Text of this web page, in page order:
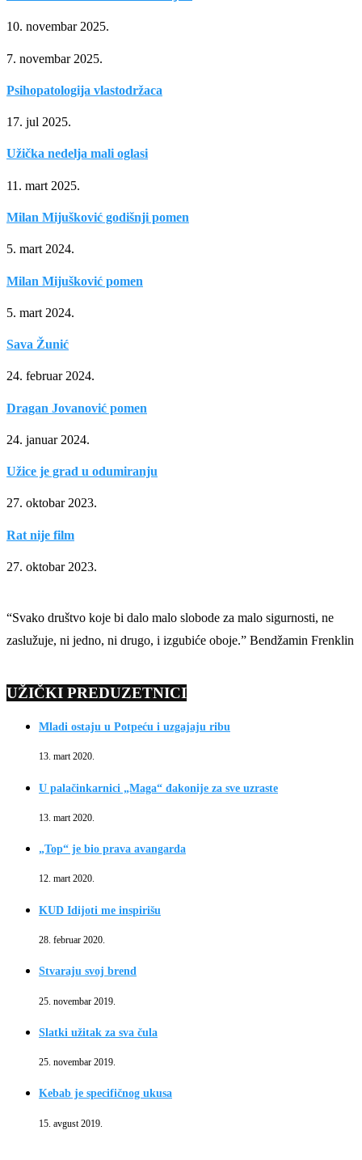
10. novembar 2025.
7. novembar 2025.
Psihopatologija vlastodržaca
17. jul 2025.
Užička nedelja mali oglasi
11. mart 2025.
Milan Mijušković godišnji pomen
5. mart 2024.
Milan Mijušković pomen
5. mart 2024.
Sava Žunić
24. februar 2024.
Dragan Jovanović pomen
24. januar 2024.
Užice je grad u odumiranju
27. oktobar 2023.
Rat nije film
27. oktobar 2023.
“Svako društvo koje bi dalo malo slobode za malo sigurnosti, ne
zaslužuje, ni jedno, ni drugo, i izgubiće oboje.” Bendžamin Frenklin
UŽIČKI PREDUZETNICI
Mladi ostaju u Potpeću i uzgajaju ribu
13. mart 2020.
U palačinkarnici „Maga“ đakonije za sve uzraste
13. mart 2020.
„Top“ je bio prava avangarda
12. mart 2020.
KUD Idijoti me inspirišu
28. februar 2020.
Stvaraju svoj brend
25. novembar 2019.
Slatki užitak za sva čula
25. novembar 2019.
Kebab je specifičnog ukusa
15. avgust 2019.